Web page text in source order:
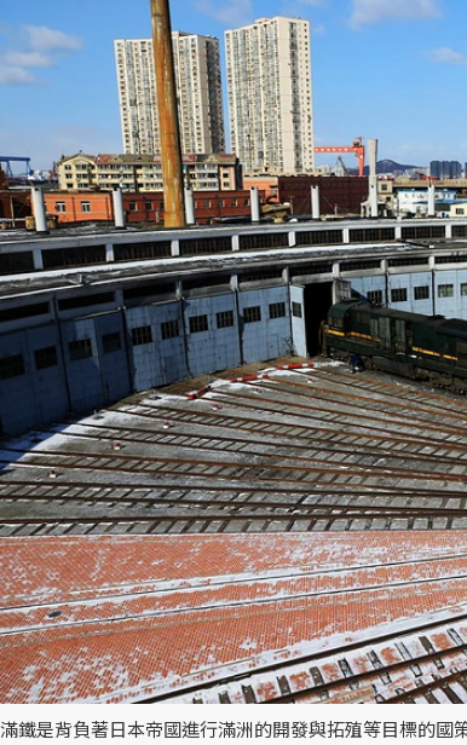
滿鐵是背負著日本帝國進行滿洲的開發與拓殖等目標的